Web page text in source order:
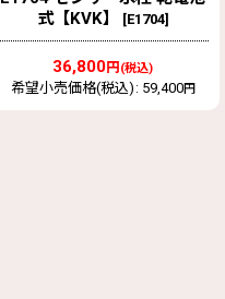
式【KVK】
[E1704]
36,800円 (税込)
希望小売価格(税込) : 59,400円